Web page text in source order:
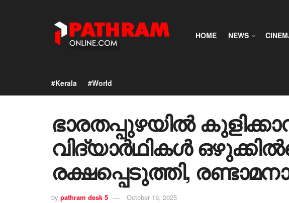
HOME NEWS
#Kerala #World
ഭാരതപ്പുഴയിൽ
വിദ്യാർഥികൾ
രക്ഷപ്പെടുത്തി,
by pathram desk 5 October 19, 2025